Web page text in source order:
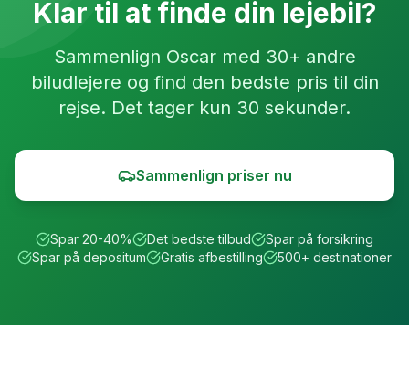
Klar til at finde din lejebil?
Sammenlign Oscarmed 30+ andre
biludlejere og find den bedste pris til din
rejse. Det tager kun 30 sekunder.
Sammenlign priser nu
Spar 20-40% Det bedste tilbud
Spar på forsikring
Spar på depositum
Gratis afbestilling 500+ destinationer